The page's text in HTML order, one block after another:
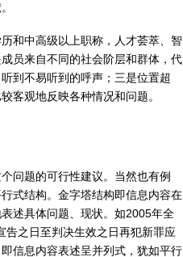
和中高级以上职称，人才荟萃、智
员来自不同的社会阶层和群体，代
到不易听到的呼声；三是位置超
客观地反映各种情况和问题。
问题的可行性建议。当然也有例
式结构。金字塔结构即信息内容在
述具体问题、现状。如2005年全
告之日至判决生效之日再犯新罪应
信息内容表述呈并列式，犹如平行